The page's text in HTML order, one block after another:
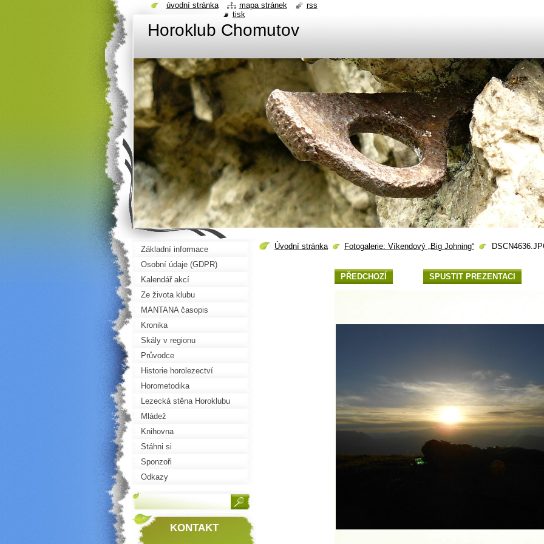
Horoklub Chomutov
Úvodní stránka Fotogalerie: Víkendový „Big Johning“
PŘEDCHOZÍ SPUSTIT PREZENTACI
Základní informace
Osobní údaje (GDPR)
Kalendář akcí
Ze života klubu
MANTANA časopis
Kronika
Skály v regionu
Průvodce
Historie horolezectví
Horometodika
Lezecká stěna Horoklubu
Mládež
Knihovna
Stáhni si
Sponzoři
Odkazy
KONTAKT
úvodní stránka mapa stránek
rss
tisk